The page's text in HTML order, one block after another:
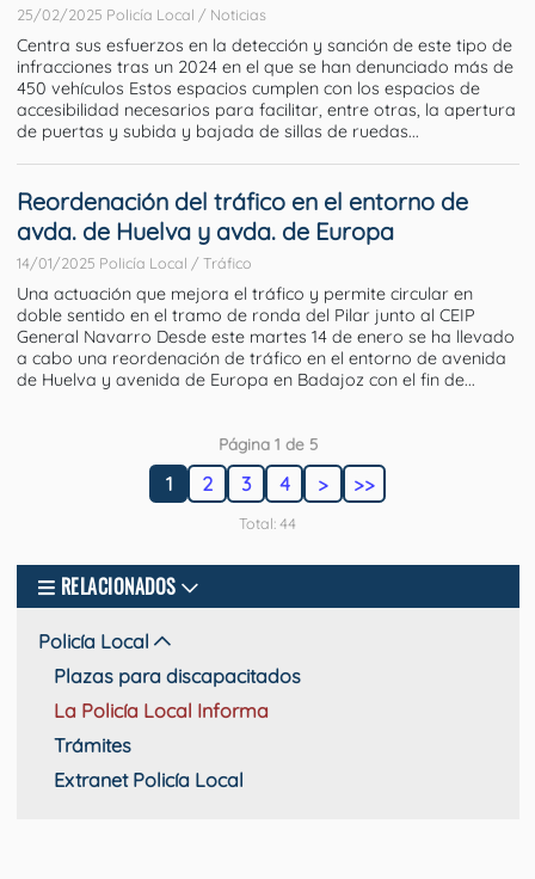
25/02/2025 Policía Local / Noticias
Centra sus esfuerzos en la detección y sanción de este tipo de
infracciones tras un 2024 en el que se han denunciado más de
450 vehículos Estos espacios cumplen con los espacios de
accesibilidad necesarios para facilitar, entre otras, la apertura
de puertas y subida y bajada de sillas de ruedas...
Reordenación del tráfico en el entorno de
avda. de Huelva y avda. de Europa
14/01/2025 Policía Local / Tráfico
Una actuación que mejora el tráfico y permite circular en
doble sentido en el tramo de ronda del Pilar junto al CEIP
General Navarro Desde este martes 14 de enero se ha llevado
a cabo una reordenación de tráfico en el entorno de avenida
de Huelva y avenida de Europa en Badajoz con el fin de...
Página 1 de 5
1 2 3 4 > >>
Total: 44
RELACIONADOS
Policía Local
Plazas para discapacitados
La Policía Local Informa
Trámites
Extranet Policía Local